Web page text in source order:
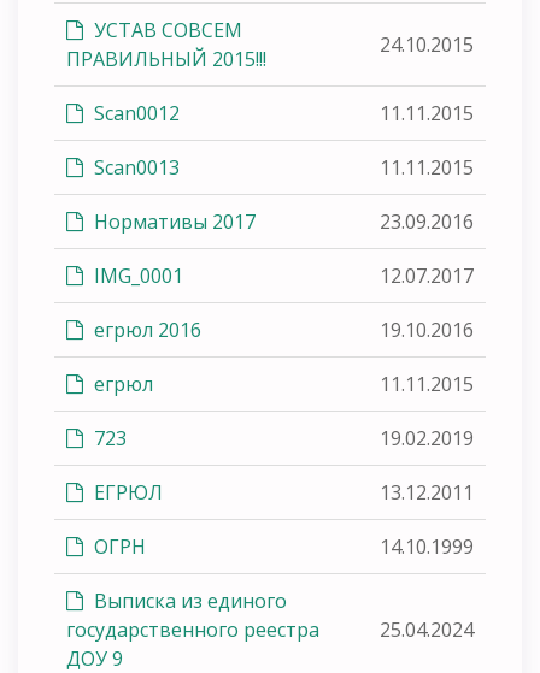
УСТАВ СОВСЕМ
ПРАВИЛЬНЫЙ 2015!!!
24.10.2015
Scan0012 11.11.2015
Scan0013 11.11.2015
Нормативы 2017 23.09.2016
IMG_0001 12.07.2017
егрюл 2016 19.10.2016
егрюл 11.11.2015
723 19.02.2019
ЕГРЮЛ 13.12.2011
ОГРН 14.10.1999
Выписка из единого
государственного реестра
ДОУ 9
25.04.2024